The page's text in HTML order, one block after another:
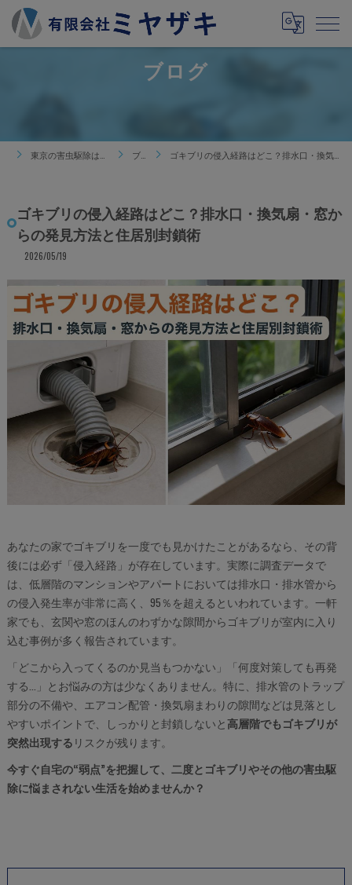
ブログ
東京の害虫駆除は有限会社ミヤザキ ブログ ゴキブリの侵入経路はどこ？排水口・換気扇・窓からの発見方法と住居別封鎖術
ゴキブリの侵入経路はどこ？排水口・換気扇・窓か
らの発見方法と住居別封鎖術
2026/05/19
あなたの家でゴキブリを一度でも見かけたことがあるなら、その背
後には必ず「侵入経路」が存在しています。実際に調査データで
は、低層階のマンションやアパートにおいては排水口・排水管から
の侵入発生率が非常に高く、95％を超えるといわれています。一軒
家でも、玄関や窓のほんのわずかな隙間からゴキブリが室内に入り
込む事例が多く報告されています。
「どこから入ってくるのか見当もつかない」「何度対策しても再発
する…」とお悩みの方は少なくありません。特に、排水管のトラップ
部分の不備や、エアコン配管・換気扇まわりの隙間などは見落とし
やすいポイントで、しっかりと封鎖しないと高層階でもゴキブリが
突然出現する リスクが残ります。
今すぐ自宅の“弱点”を把握して、二度とゴキブリやその他の害虫駆
除に悩まされない生活を始めませんか？